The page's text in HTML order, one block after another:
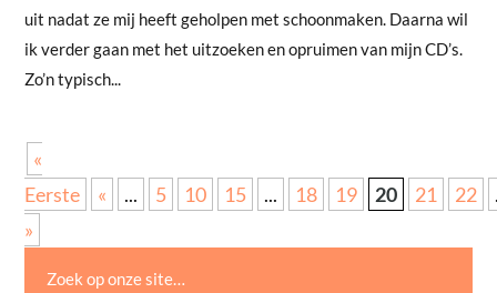
uit nadat ze mij heeft geholpen met schoonmaken. Daarna wil
ik verder gaan met het uitzoeken en opruimen van mijn CD’s.
Zo’n typisch...
«
Eerste
« ... 5 10 15 ... 18 19 20 21 22
»
Zoek op onze site…